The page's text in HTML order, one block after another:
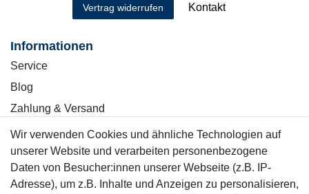
Vertrag widerrufen Kontakt
Informationen
Service
Blog
Zahlung & Versand
Sicher einkaufen
Wir verwenden Cookies und ähnliche Technologien auf
unserer Website und verarbeiten personenbezogene
Daten von Besucher:innen unserer Webseite (z.B. IP-
Adresse), um z.B. Inhalte und Anzeigen zu personalisieren,